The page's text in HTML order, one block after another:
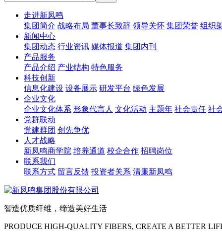
走进新凤鸣
集团简介 战略布局 董事长致辞 领导关怀 集团荣誉 组织
新闻中心
集团动态 行业资讯 媒体报道 集团内刊
产品服务
产品介绍 产业结构 特色服务
科技创新
信息化建设 设备展示 研发平台 绿色发展
企业文化
企业文化体系 形象代言人 文化活动 主题年 社会责任 社
党群联动
党建群团 创先争优
人才战略
新凤鸣商学院 培养通道 校企合作 招聘岗位
联系我们
联系方式 留言反馈 投资者关系 清廉新凤鸣
智造优质纤维，缔造美好生活
PRODUCE HIGH-QUALITY FIBERS, CREATE A BETTER